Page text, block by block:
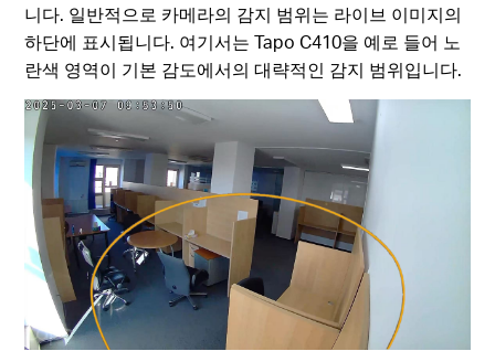
니다. 일반적으로 카메라의 감지 범위는 라이브 이미지의
하단에 표시됩니다. 여기서는 Tapo C410을 예로 들어 노
란색 영역이 기본 감도에서의 대략적인 감지 범위입니다.